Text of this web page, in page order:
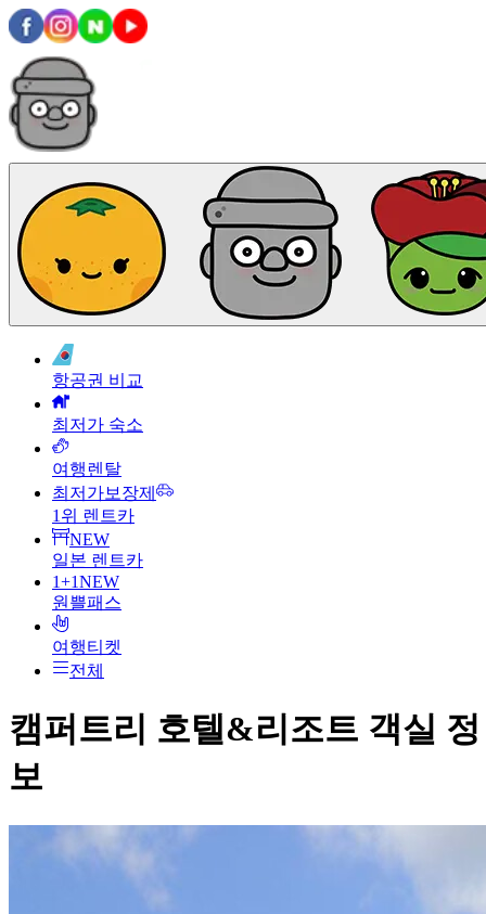
항공권 비교
최저가 숙소
여행렌탈
최저가보장제
1위 렌트카
NEW
일본 렌트카
1+1NEW
원쁠패스
여행티켓
전체
캠퍼트리 호텔&리조트 객실 정
보